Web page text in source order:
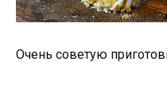
Очень советую